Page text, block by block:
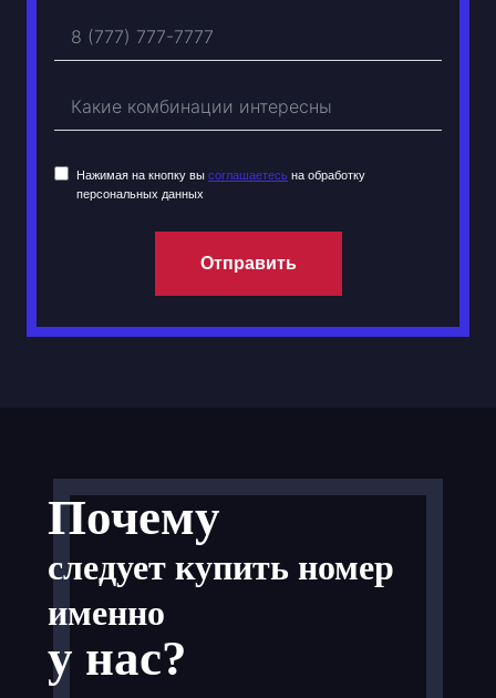
Нажимая на кнопку вы соглашаетесь на обработку
персональных данных
Отправить
Почему
следует купить номер
именно
у нас?